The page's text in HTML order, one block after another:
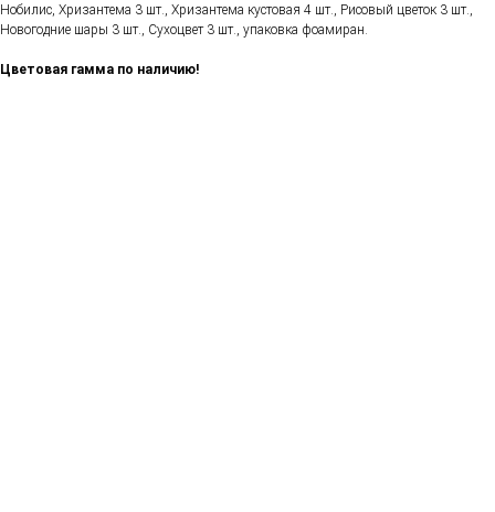
Нобилис, Хризантема 3 шт., Хризантема кустовая 4 шт., Рисовый цветок 3 шт.,
Новогодние шары 3 шт., Сухоцвет 3 шт., упаковка фоамиран.
Цветовая гамма по наличию!